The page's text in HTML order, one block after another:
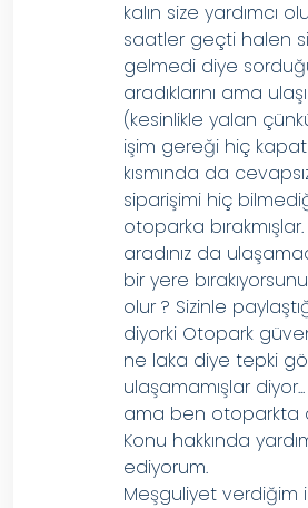
kalın size yardımcı
saatler geçti halen
gelmedi diye
aradıklarını ama
(kesinlikle yalan
işim gereği hiç
kısmında da
siparişimi hiç
otoparka
aradınız da
bir yere
olur ? Sizinle
diyorki Otopark
ne laka diye tepki
ulaşamamışlar
ama ben otoparkta
Konu hakkında
ediyorum.
Meşguliyet verdiğim